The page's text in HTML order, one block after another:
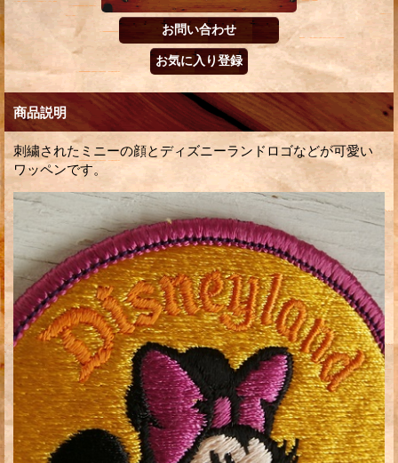
商品説明
刺繍されたミニーの顔とディズニーランドロゴなどが可愛い
ワッペンです。